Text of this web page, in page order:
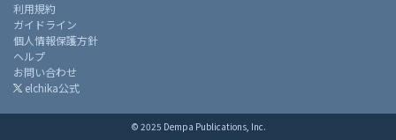
利用規約
ガイドライン
個人情報保護方針
ヘルプ
お問い合わせ
elchika公式
© 2025 Dempa Publications, Inc.